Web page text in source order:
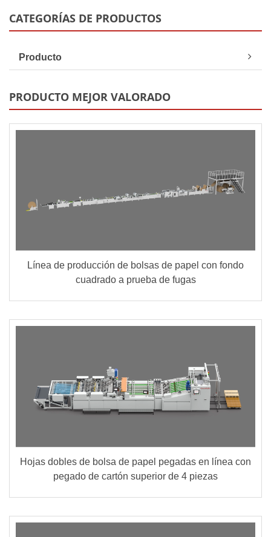
CATEGORÍAS DE PRODUCTOS
Producto
PRODUCTO MEJOR VALORADO
Línea de producción de bolsas de papel con fondo
cuadrado a prueba de fugas
Hojas dobles de bolsa de papel pegadas en línea con
pegado de cartón superior de 4 piezas